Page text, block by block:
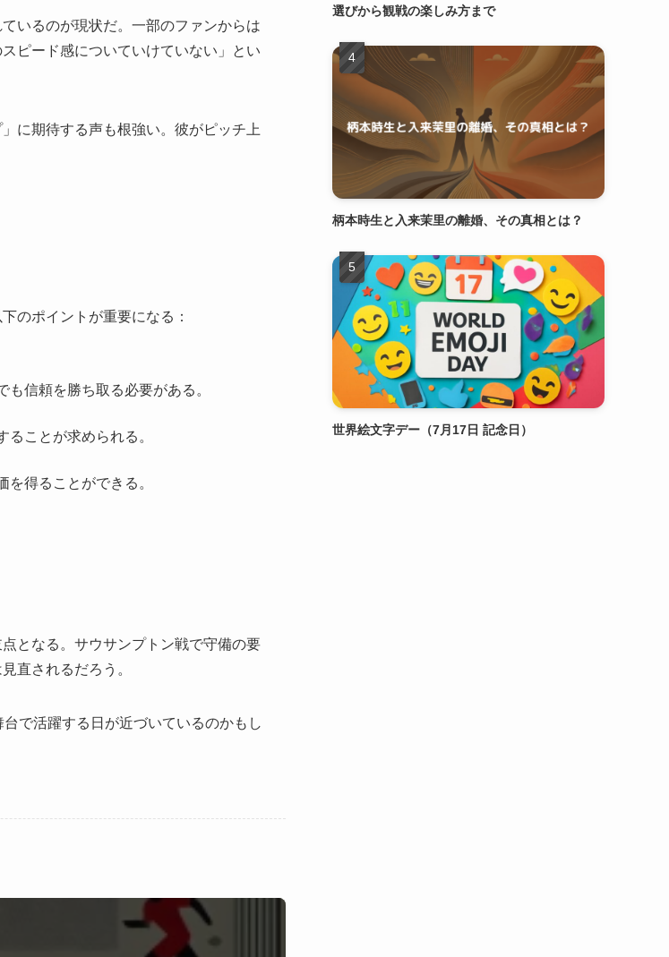
いるのが現状だ。一部のファンからは
ピード感についていけていない」とい
に期待する声も根強い。彼がピッチ上
のポイントが重要になる：
信頼を勝ち取る必要がある。
ことが求められる。
得ることができる。
となる。サウサンプトン戦で守備の要
直されるだろう。
で活躍する日が近づいているのかもし
選びから観戦の楽しみ方まで
柄本時生と入来茉里の離婚、その真相とは？
世界絵文字デー（7月17日 記念日）